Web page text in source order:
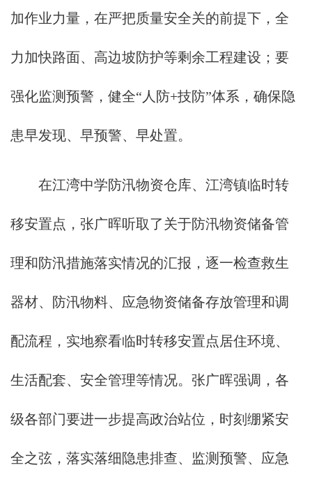
加作业力量，在严把质量安全关的前提下，全
力加快路面、高边坡防护等剩余工程建设；要
强化监测预警，健全“人防+技防”体系，确保隐
患早发现、早预警、早处置。
在江湾中学防汛物资仓库、江湾镇临时转
移安置点，张广晖听取了关于防汛物资储备管
理和防汛措施落实情况的汇报，逐一检查救生
器材、防汛物料、应急物资储备存放管理和调
配流程，实地察看临时转移安置点居住环境、
生活配套、安全管理等情况。张广晖强调，各
级各部门要进一步提高政治站位，时刻绷紧安
全之弦，落实落细隐患排查、监测预警、应急